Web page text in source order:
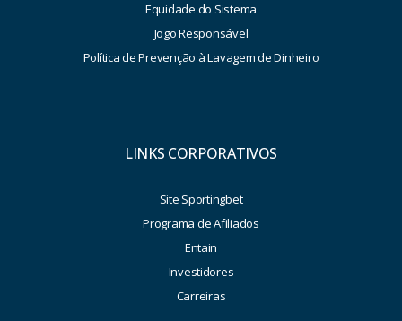
Equidade do Sistema
Jogo Responsável
Política de Prevenção à Lavagem de Dinheiro
LINKS CORPORATIVOS
Site Sportingbet
Programa de Afiliados
Entain
Investidores
Carreiras